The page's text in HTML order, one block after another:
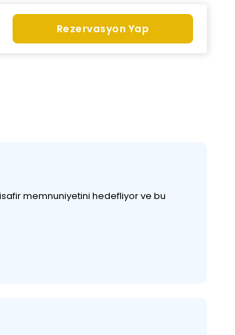
Rezervasyon Yap
memnuniyetini hedefliyor ve bu